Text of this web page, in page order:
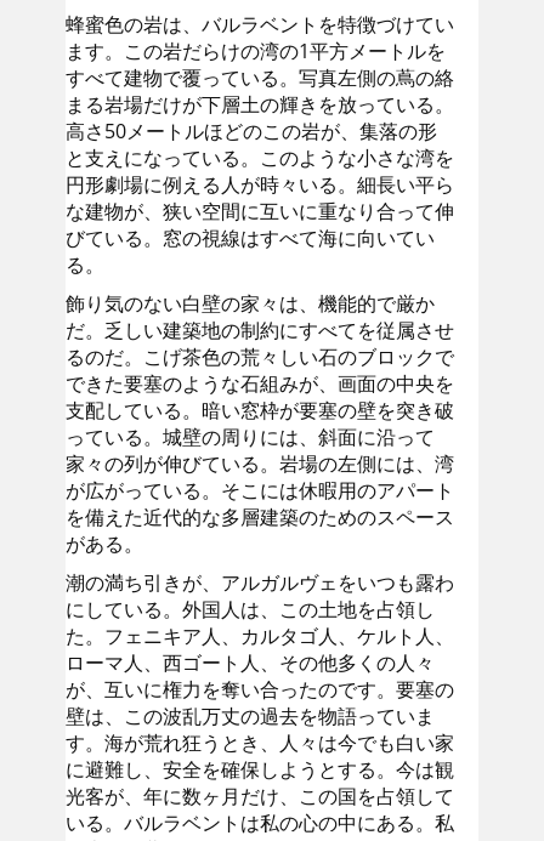
蜂蜜色の岩は、バルラベントを特徴づけてい
ます。この岩だらけの湾の1平方メートルを
すべて建物で覆っている。写真左側の蔦の絡
まる岩場だけが下層土の輝きを放っている。
高さ50メートルほどのこの岩が、集落の形
と支えになっている。このような小さな湾を
円形劇場に例える人が時々いる。細長い平ら
な建物が、狭い空間に互いに重なり合って伸
びている。窓の視線はすべて海に向いてい
る。
飾り気のない白壁の家々は、機能的で厳か
だ。乏しい建築地の制約にすべてを従属させ
るのだ。こげ茶色の荒々しい石のブロックで
できた要塞のような石組みが、画面の中央を
支配している。暗い窓枠が要塞の壁を突き破
っている。城壁の周りには、斜面に沿って
家々の列が伸びている。岩場の左側には、湾
が広がっている。そこには休暇用のアパート
を備えた近代的な多層建築のためのスペース
がある。
潮の満ち引きが、アルガルヴェをいつも露わ
にしている。外国人は、この土地を占領し
た。フェニキア人、カルタゴ人、ケルト人、
ローマ人、西ゴート人、その他多くの人々
が、互いに権力を奪い合ったのです。要塞の
壁は、この波乱万丈の過去を物語っていま
す。海が荒れ狂うとき、人々は今でも白い家
に避難し、安全を確保しようとする。今は観
光客が、年に数ヶ月だけ、この国を占領して
いる。バルラベントは私の心の中にある。私